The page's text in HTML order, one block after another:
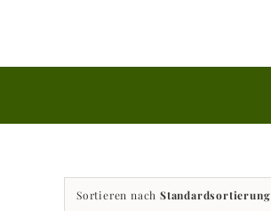
Sortieren nach Standardsortierung